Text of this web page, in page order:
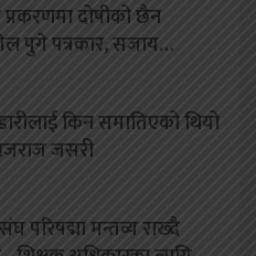
प्रकरणमा दोषीको छैन
जेल पुगे पत्रकार, सजाय…
किन समातिएको थियो
जसरी
परिषद्मा मन्तव्य राख्दै